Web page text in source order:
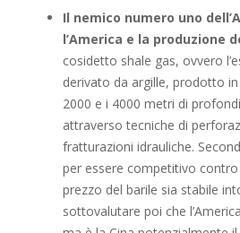
Il nemico numero uno
l’America e la produzione
cosidetto shale gas, ovvero
derivato da argille, prodotto
2000 e i 4000 metri di
attraverso tecniche di
fratturazioni idrauliche.
per essere competitivo
prezzo del barile sia stabile
sottovalutare poi che